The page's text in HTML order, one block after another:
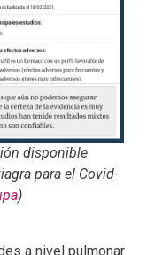
disponible
para el Covid-
)
a nivel pulmonar